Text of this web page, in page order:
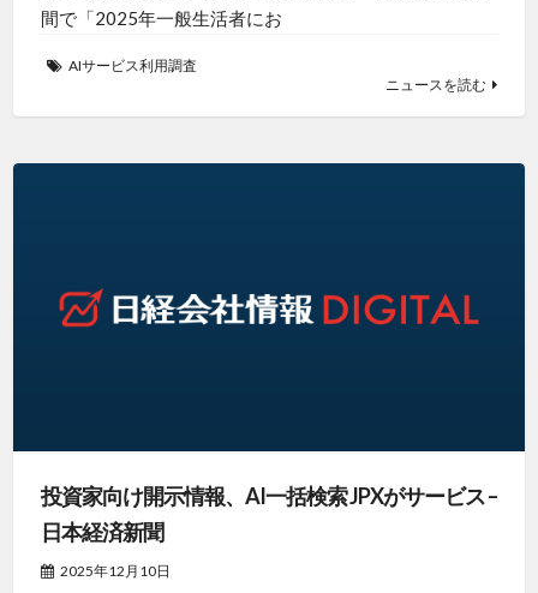
間で「2025年一般生活者にお
AIサービス利用調査
ニュースを読む
投資家向け開示情報、AI一括検索 JPXがサービス –
日本経済新聞
2025年12月10日